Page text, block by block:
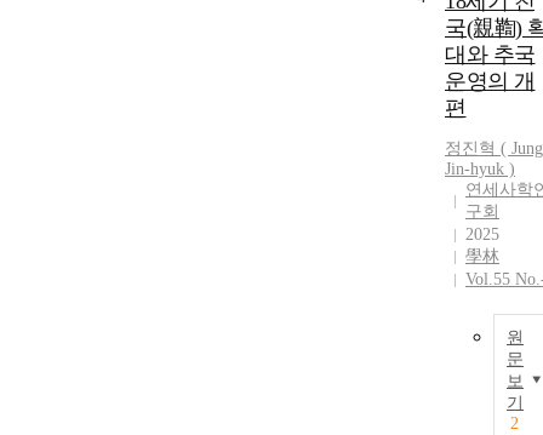
국(親鞫)
대와 추국
운영의 개
편
정진혁 ( Jung
Jin-hyuk )
연세사학
구회
2025
學林
Vol.55
원
문
보
기
2